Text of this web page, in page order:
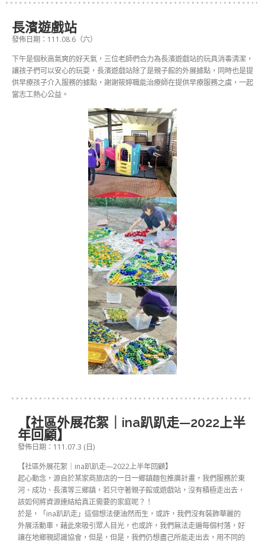
長濱遊戲站
發佈日期：111.08.6（六）
下午是個秋高氣爽的好天氣，三位老師們合力為長濱遊戲站的玩具消毒清潔，
讓孩子們可以安心的玩耍，長濱遊戲站除了是親子館的外展據點，同時也是提
供早療孩子介入服務的據點，謝謝筱婷職能治療師在提供早療服務之虞，一起
當志工熱心公益。
【社區外展花絮｜ina趴趴走—2022上半
年回顧】
發佈日期：111.07.3 (日)
【社區外展花絮｜ina趴趴走—2022上半年回顧】
起心動念，源自於某家商旅店的一日一鄉鎮麵包推廣計畫，我們服務於東
河、成功、長濱等三鄉鎮，若只守著親子館或遊戲站，沒有積極走出去，
該如何將資源連結給真正需要的家庭呢？！
於是，「ina趴趴走」這個想法便油然而生，或許，我們沒有裝飾華麗的
外展活動車，藉此來吸引眾人目光，也或許，我們無法走遍每個村落，好
讓在地鄉親認識協會，但是，但是，我們仍想盡己所能走出去，用不同的